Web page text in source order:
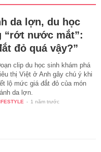
da lợn, du học
“rớt nước mắt”:
đỏ quá vậy?”
clip du học sinh khám phá
thị Việt ở Anh gây chú ý khi
lộ mức giá đắt đỏ của món
da lợn.
- 1 năm trước